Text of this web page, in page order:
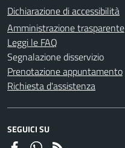
Dichiarazione di accessibilità
Amministrazione trasparente
Leggi le FAQ
Segnalazione disservizio
Prenotazione appuntamento
Richiesta d'assistenza
SEGUICI SU